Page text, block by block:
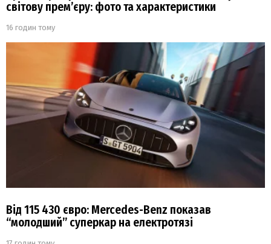
світову прем’єру: фото та характеристики
16 годин тому
Від 115 430 євро: Mercedes-Benz показав
“молодший” суперкар на електротязі